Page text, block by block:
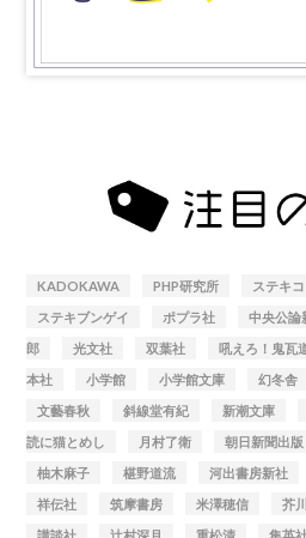
KADOKAWA PHP研究所 ステキ
ステキブンゲイ
ポプラ社 中央公論
郎
光文社 双葉社 吼えろ！鬼瓦
本社
小学館 小学館文庫 幻冬舎
文藝春秋
斜線堂有紀 新潮文庫
読に猫とめし
月村了衛 朝日新聞出版
柚木麻子
椹野道流 河出書房新社
祥伝社
筑摩書房 米澤穂信 芥